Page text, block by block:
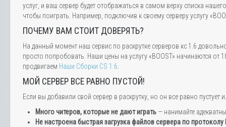
услуг, и ваш сервер будет отображаться в самом верху списка
чтобы поиграть. Например, подключив к своему серверу услугу
ПОЧЕМУ ВАМ СТОИТ ДОВЕРЯТЬ?
На данный момент наш сервис по раскрутке серверов кс 1.6
просто попробовать. Наши цены на услугу «BOOST» начинаются
продвигаем Наши Сборки CS 1.6
МОЙ СЕРВЕР ВСЕ РАВНО ПУСТОЙ!
Если вы добавили свой сервер в раскрутку, но он все равно
Много читеров, которые не дают играть — нанимайте
Не настроена быстрая загрузка файлов сервера по протоколу